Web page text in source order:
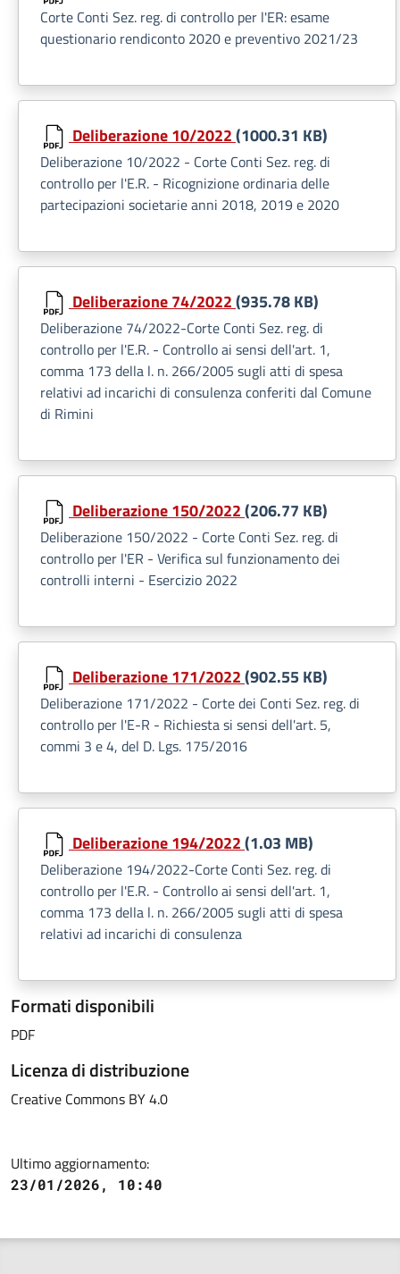
Corte Conti Sez. reg. di controllo per l'ER: esame
questionario rendiconto 2020 e preventivo 2021/23
Deliberazione 10/2022(1000.31 KB)
Deliberazione 10/2022 - Corte Conti Sez. reg. di
controllo per l'E.R. - Ricognizione ordinaria delle
partecipazioni societarie anni 2018, 2019 e 2020
Deliberazione 74/2022(935.78 KB)
Deliberazione 74/2022-Corte Conti Sez. reg. di
controllo per l'E.R. - Controllo ai sensi dell'art. 1,
comma 173 della l. n. 266/2005 sugli atti di spesa
relativi ad incarichi di consulenza conferiti dal Comune
di Rimini
Deliberazione 150/2022(206.77 KB)
Deliberazione 150/2022 - Corte Conti Sez. reg. di
controllo per l'ER - Verifica sul funzionamento dei
controlli interni - Esercizio 2022
Deliberazione 171/2022(902.55 KB)
Deliberazione 171/2022 - Corte dei Conti Sez. reg. di
controllo per l'E-R - Richiesta si sensi dell'art. 5,
commi 3 e 4, del D. Lgs. 175/2016
Deliberazione 194/2022(1.03 MB)
Deliberazione 194/2022-Corte Conti Sez. reg. di
controllo per l'E.R. - Controllo ai sensi dell'art. 1,
comma 173 della l. n. 266/2005 sugli atti di spesa
relativi ad incarichi di consulenza
Formati disponibili
PDF
Licenza di distribuzione
Creative Commons BY 4.0
Ultimo aggiornamento:
23/01/2026, 10:40